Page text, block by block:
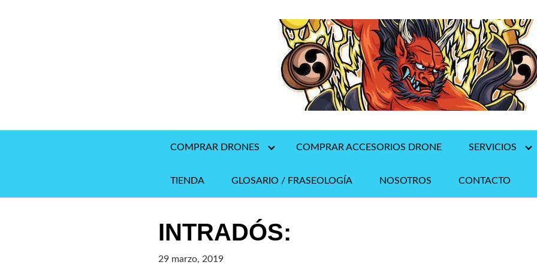
COMPRAR DRONES COMPRAR ACCESORIOS DRONE SERVICIOS
TIENDA GLOSARIO / FRASEOLOGÍA NOSOTROS CONTACTO
INTRADÓS:
29 marzo, 2019